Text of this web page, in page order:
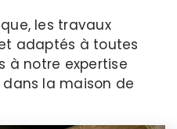
les travaux
adaptés à toutes
à notre expertise
la maison de